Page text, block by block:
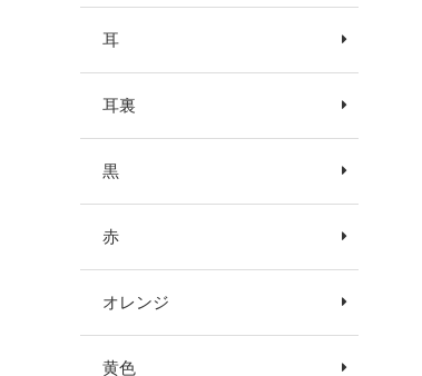
耳
耳裏
黒
赤
オレンジ
黄色